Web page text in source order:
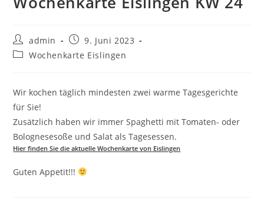
admin
9. Juni 2023
Wochenkarte Eislingen
Wir kochen täglich mindesten zwei warme Tagesgerichte
für Sie!
Zusätzlich haben wir immer Spaghetti mit Tomaten- oder
Bolognesesoße und Salat als Tagesessen.
Hier finden Sie die aktuelle Wochenkarte von Eislingen
Guten Appetit!!!